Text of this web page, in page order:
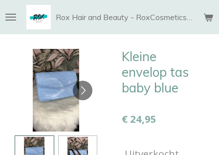
direct
naar
hoofdinhoud
Rox Hair and Beauty - RoxCosmetics and More
Kleine
envelop tas
baby blue
€ 24,95